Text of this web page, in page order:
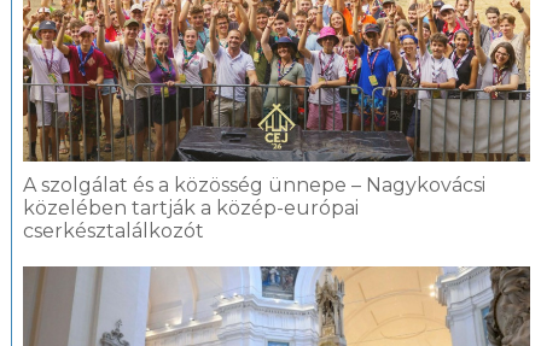
A szolgálat és a közösség ünnepe – Nagykovácsi
közelében tartják a közép-európai
cserkésztalálkozót